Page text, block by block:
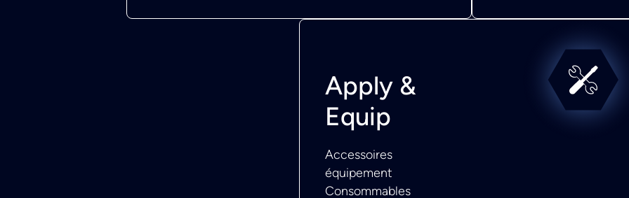
Apply &
Equip
Accessoires
équipement
Consommables